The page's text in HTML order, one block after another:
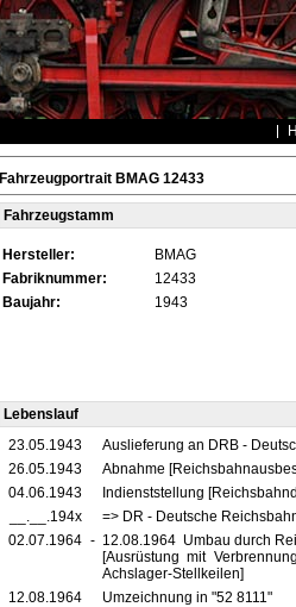
Fahrzeugportrait BMAG 12433
Fahrzeugstamm
Hersteller:
BMAG
Fabriknummer:
12433
Baujahr:
1943
Lebenslauf
23.05.1943
Auslieferung an DRB -
26.05.1943
Abnahme
04.06.1943
Indienststellung
__.__.194x
=> DR - Deutsche
02.07.1964 - 12.08.1964 Umbau durch
[Ausrüstung mit
Achslager-Stellkeilen]
12.08.1964
Umzeichnung in "52 8111"